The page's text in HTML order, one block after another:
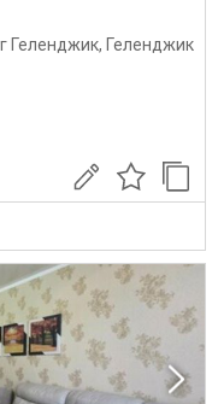
Геленджик, Геленджик